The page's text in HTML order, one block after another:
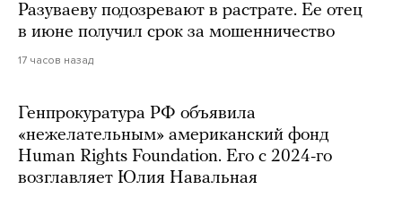
Разуваеву подозревают в растрате. Ее отец
в июне получил срок за мошенничество
17 часов назад
Генпрокуратура РФ объявила
«нежелательным» американский фонд
Human Rights Foundation. Его с 2024-го
возглавляет Юлия Навальная